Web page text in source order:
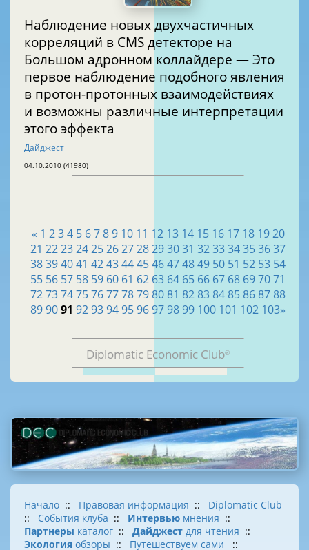
Наблюдение новых двухчастичных
корреляций в CMS детекторе на
Большом адронном коллайдере — Это
первое наблюдение подобного явления
в протон-протонных взаимодействиях
и возможны различные интерпретации
этого эффекта
Дайджест
04.10.2010 (41980)
« 1 2 3 4 5 6 7 8 9 10 11 12 13 14 15 16 17 18 19 20
21 22232425262728293031 323334353637
38394041 4243444546474849 50 51 52 53 54
55 56 57 58 59 60 61 62 63 64 65 66 67 68 697071
727374757677787980 81 82 83 84 85 86 87 88
899091 929394959697 98 99 100 101 102 103»
Diplomatic Economic Club®
Начало :: Правовая информация :: Diplomatic Club
:: События клуба :: Интервью мнения ::
Партнеры каталог :: Дайджест для чтения ::
Экология обзоры :: Путешествуем сами ::